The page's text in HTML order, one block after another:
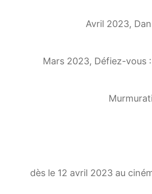
Avril 2023,
Mars 2023, Défiez-vous
dès le 12 avril 2023 au